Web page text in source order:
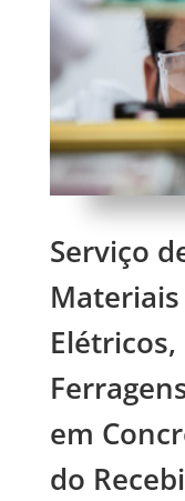
Serviço
em
do